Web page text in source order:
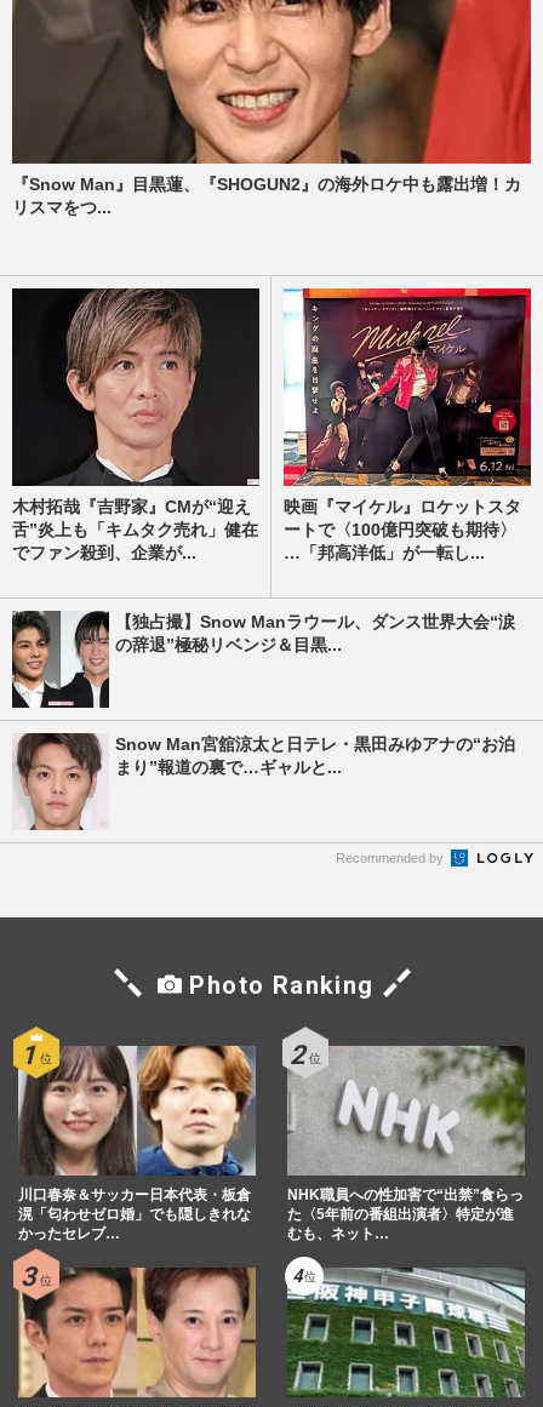
『Snow Man』目黒蓮、『SHOGUN2』の海外ロケ中も露出増！カ
リスマをつ...
木村拓哉『吉野家』CMが“迎え
舌”炎上も「キムタク売れ」健在
でファン殺到、企業が...
映画『マイケル』ロケットスタ
ートで〈100億円突破も期待〉
…「邦高洋低」が一転し...
【独占撮】Snow Manラウール、ダンス世界大会“涙
の辞退”極秘リベンジ＆目黒...
Snow Man宮舘涼太と日テレ・黒田みゆアナの“お泊
まり”報道の裏で…ギャルと...
Recommended by
Photo Ranking
川口春奈＆サッカー日本代表・板倉
滉「匂わせゼロ婚」でも隠しきれな
かったセレブ…
NHK職員への性加害で“出禁”食らっ
た〈5年前の番組出演者〉特定が進
むも、ネット…